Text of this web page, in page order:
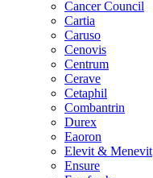
Cancer Council
Cartia
Caruso
Cenovis
Centrum
Cerave
Cetaphil
Combantrin
Durex
Eaoron
Elevit & Menevit
Ensure